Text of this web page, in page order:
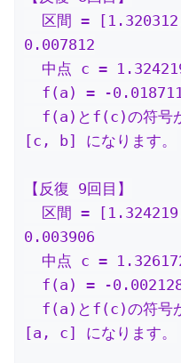
0.007812
[c, b] になります。
【反復 9回目】
0.003906
[a, c] になります。